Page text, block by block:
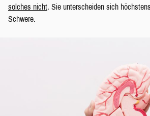
solches nicht. Sie unterscheiden sich
Schwere.